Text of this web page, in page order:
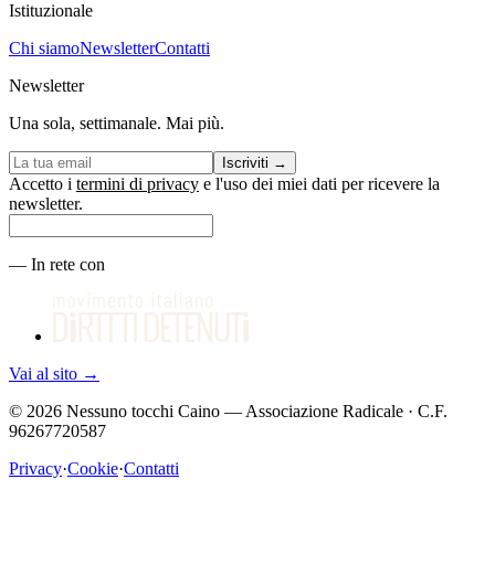
Istituzionale
Chi siamoNewsletterContatti
Newsletter
Una sola, settimanale. Mai più.
Iscriviti →
Accetto i termini di privacy e l'uso dei miei dati per ricevere la
newsletter.
— In rete con
Vai al sito →
© 2026 Nessuno tocchi Caino — Associazione Radicale · C.F.
96267720587
Privacy·Cookie·Contatti